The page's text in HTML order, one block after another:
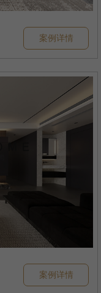
案例详情
案例详情